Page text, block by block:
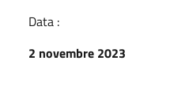
Data :
2 novembre 2023